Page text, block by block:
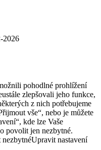
2026
pohodlné prohlížení
zlepšovali jeho funkce,
z nich potřebujeme
vše“, nebo je můžete
kde lze Vaše
povolit jen nezbytné.
Upravit nastavení